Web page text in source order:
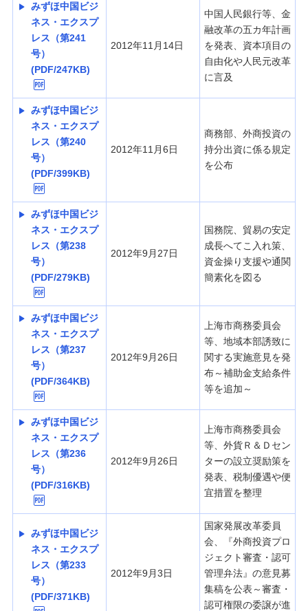
みずほ中国ビジ
ネス・エクスプ
レス（第241
号）
(PDF/247KB)
2012年11月14日
中国人民銀行等、金
融改革の五カ年計画
を発表、資本項目の
自由化や人民元改革
に言及
みずほ中国ビジ
ネス・エクスプ
レス（第240
号）
(PDF/399KB)
2012年11月6日
商務部、外商投資の
持分出資に係る規定
を公布
みずほ中国ビジ
ネス・エクスプ
レス（第238
号）
(PDF/279KB)
2012年9月27日
国務院、貿易の安定
成長へてこ入れ策、
資金操り支援や通関
簡素化を図る
みずほ中国ビジ
ネス・エクスプ
レス（第237
号）
(PDF/364KB)
2012年9月26日
上海市商務委員会
等、地域本部誘致に
関する実施意見を発
布～補助金支給条件
等を追加～
みずほ中国ビジ
ネス・エクスプ
レス（第236
号）
(PDF/316KB)
2012年9月26日
上海市商務委員会
等、外貨Ｒ＆Ｄセン
ターの設立奨励策を
発表、税制優遇や便
宜措置を整理
みずほ中国ビジ
ネス・エクスプ
レス（第233
号）
(PDF/371KB)
2012年9月3日
国家発展改革委員
会、『外商投資プロ
ジェクト審査・認可
管理弁法』の意見募
集稿を公表～審査・
認可権限の委譲が進